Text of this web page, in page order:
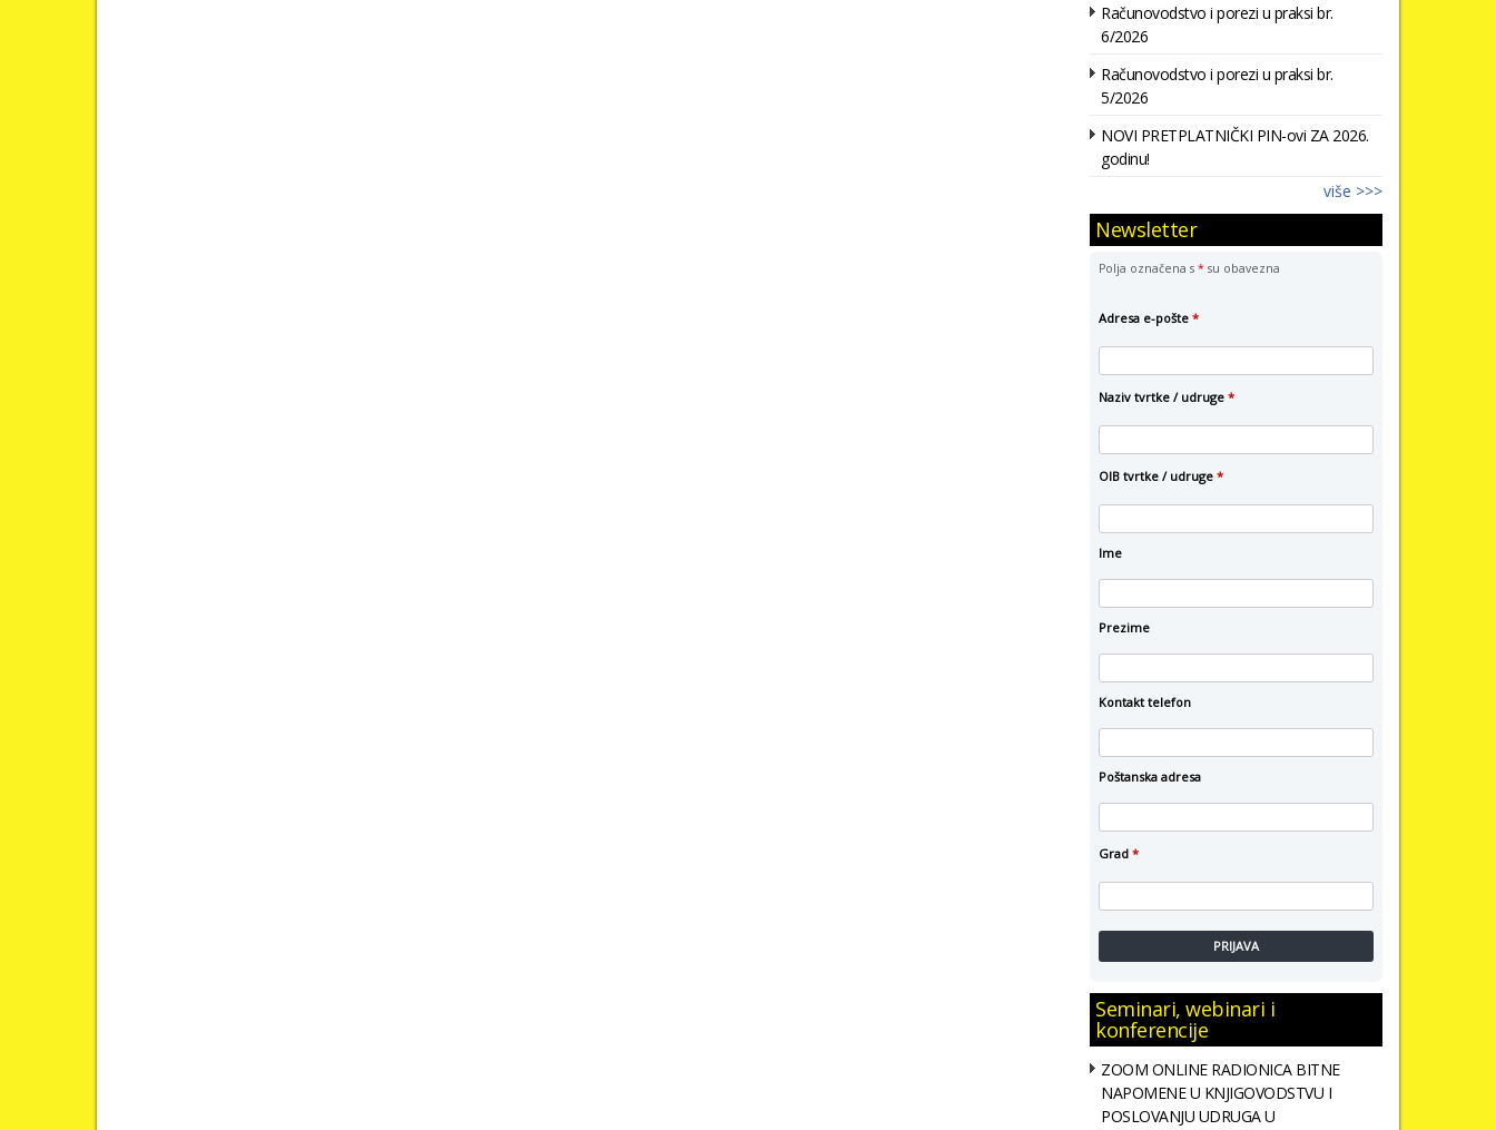
Računovodstvo i porezi u praksi br.
6/2026
Računovodstvo i porezi u praksi br.
5/2026
NOVI PRETPLATNIČKI PIN-ovi ZA 2026.
godinu!
više >>>
Newsletter
Polja označena s* su obavezna
Adresa e-pošte*
Naziv tvrtke / udruge*
OIB tvrtke / udruge*
Ime
Prezime
Kontakt telefon
Poštanska adresa
Grad*
PRIJAVA
Seminari, webinari i
konferencije
ZOOM ONLINE RADIONICA BITNE
NAPOMENE U KNJIGOVODSTVU I
POSLOVANJU UDRUGA U